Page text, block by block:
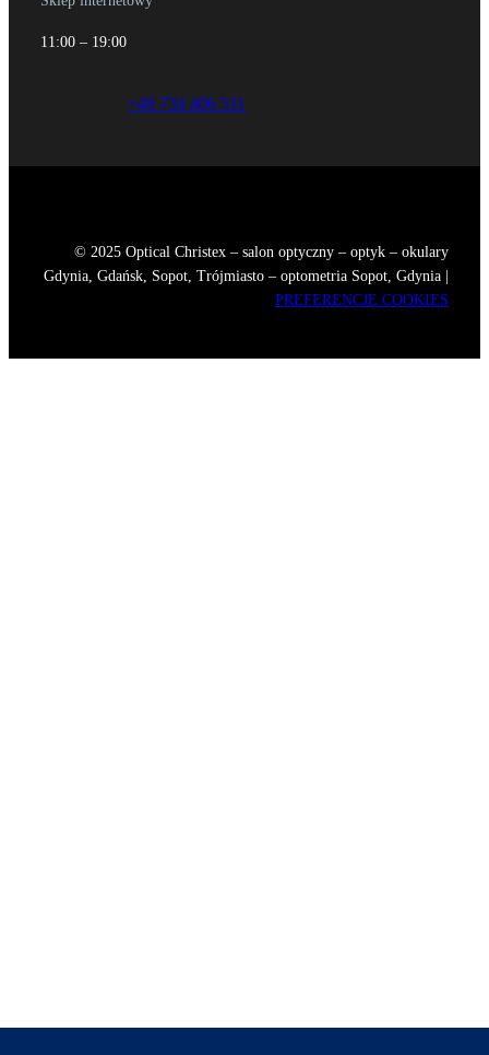
11:00 – 19:00
+48 734 406 511
© 2025 Optical Christex – salon optyczny – optyk – okulary
Gdynia, Gdańsk, Sopot, Trójmiasto – optometria Sopot, Gdynia |
PREFERENCJE COOKIES